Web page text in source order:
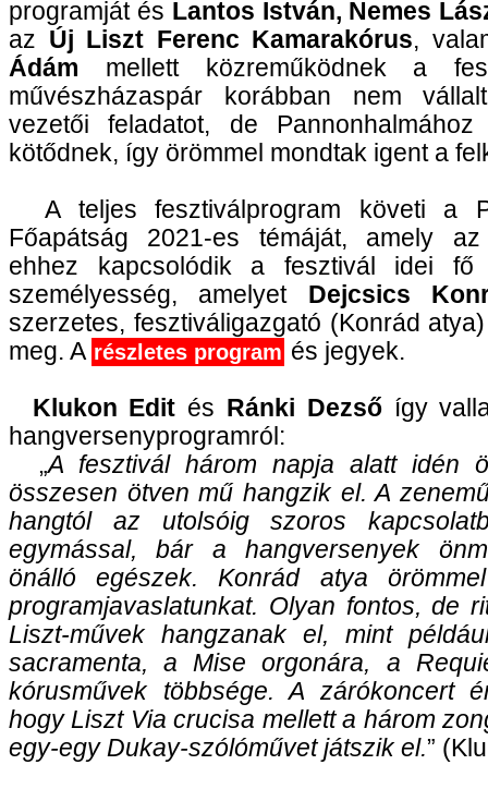
programját és Lantos István, Nemes
az Új Liszt Ferenc Kamarakórus,
Ádám mellett közreműködnek a
művészházaspár korábban nem
vezetői feladatot, de
kötődnek, így örömmel mondtak igent a
A teljes fesztiválprogram követi a
Főapátság 2021-es témáját, amely az
ehhez kapcsolódik a fesztivál idei fő
személyesség, amelyet Dejcsics
szerzetes, fesztiváligazgató (Konrád
meg. A részletes program és jegyek.
Klukon Edit és Ránki Dezsőígy
hangversenyprogramról:
„A fesztivál három napja alatt idén
összesen ötven mű hangzik el. A
hangtól az utolsóig szoros
egymással, bár a hangversenyek
önálló egészek. Konrád atya
programjavaslatunkat. Olyan fontos, de
Liszt-művek hangzanak el, mint
sacramenta, a Mise orgonára, a
kórusművek többsége. A zárókoncert
hogy Liszt Via crucisa mellett a három
egy-egy Dukay-szólóművet játszik el.”